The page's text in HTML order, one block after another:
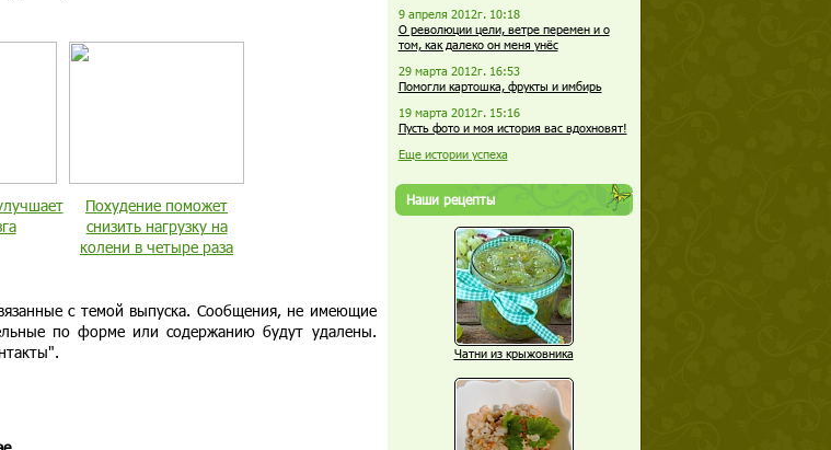
Похудение поможет
снизить нагрузку на
колени в четыре раза
с темой выпуска. Сообщения, не имеющие
по форме или содержанию будут удалены.
9 апреля 2012г. 10:18
О революции цели, ветре перемен и о
том, как далеко он меня унёс
29 марта 2012г. 16:53
Помогли картошка, фрукты и имбирь
19 марта 2012г. 15:16
Пусть фото и моя история вас вдохновят!
Еще истории успеха
Наши рецепты
Чатни из крыжовника